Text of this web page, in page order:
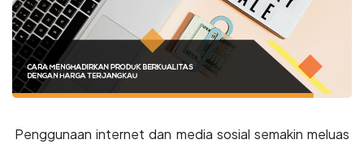
Penggunaan internet dan media sosial semakin meluas